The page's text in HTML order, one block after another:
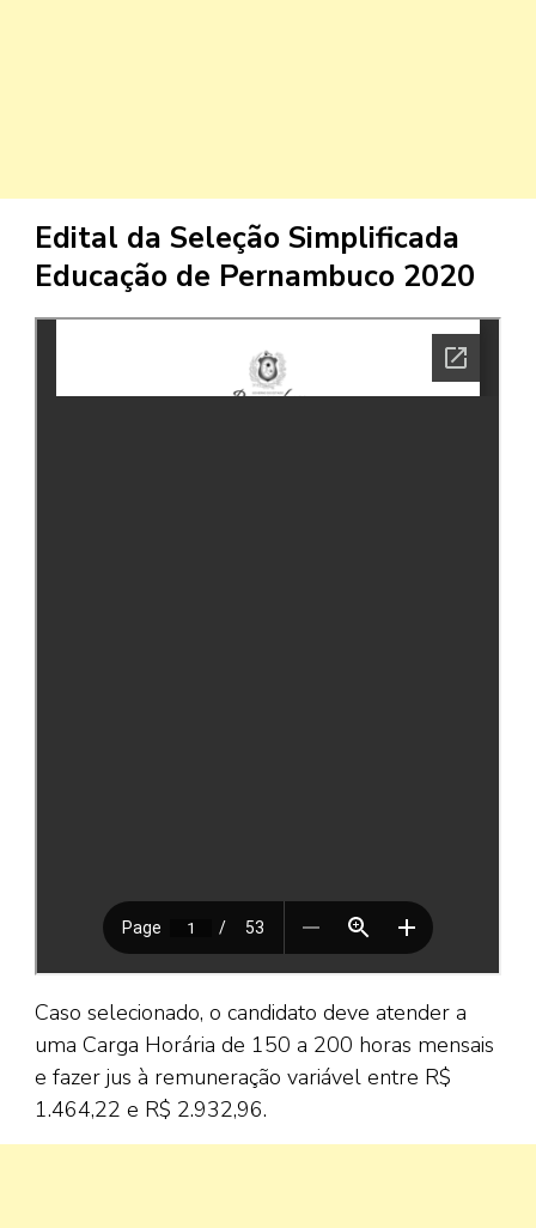
Edital da Seleção Simplificada
Educação de Pernambuco 2020
Caso selecionado, o candidato deve atender a
uma Carga Horária de 150 a 200 horas mensais
e fazer jus à remuneração variável entre R$
1.464,22 e R$ 2.932,96.